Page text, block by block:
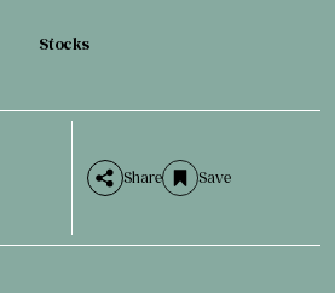
Stocks
Share Save